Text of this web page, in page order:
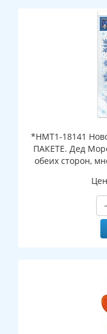
*НМТ1-18141
ПАКЕТЕ. Дед
обеих сторон,
упаковке, с